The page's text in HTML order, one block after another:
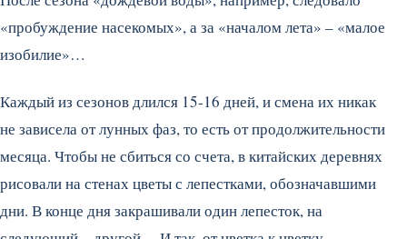
«пробуждение насекомых», а за «началом лета» – «малое
изобилие»…
Каждый из сезонов длился 15-16 дней, и смена их никак
не зависела от лунных фаз, то есть от продолжительности
месяца. Чтобы не сбиться со счета, в китайских деревнях
рисовали на стенах цветы с лепестками, обозначавшими
дни. В конце дня закрашивали один лепесток, на